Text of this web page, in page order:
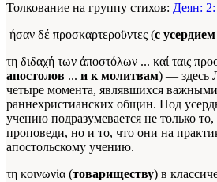
Толкование на группу стихов: Деян:
ήσαν δέ προσκαρτεροϋντες (с
τη διδαχή των άποστόλων ... καί ταις
апостолов ... и к молитвам) — здесь
четыре момента, являвшихся
раннехристианских общин. Под
учению подразумевается не только
проповеди, но и то, что они на
апостольскому учению.
τη κοινωνία (товариществу) в